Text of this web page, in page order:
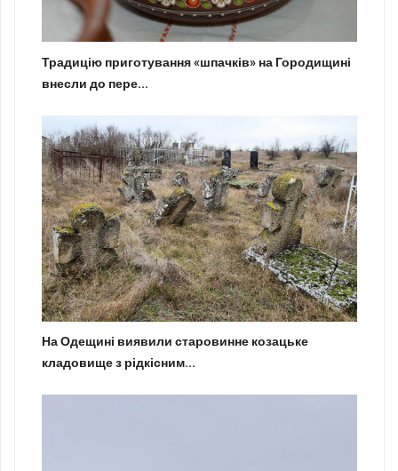
Традицію приготування «шпачків» на Городищині
внесли до пере...
На Одещині виявили старовинне козацьке
кладовище з рідкісним...